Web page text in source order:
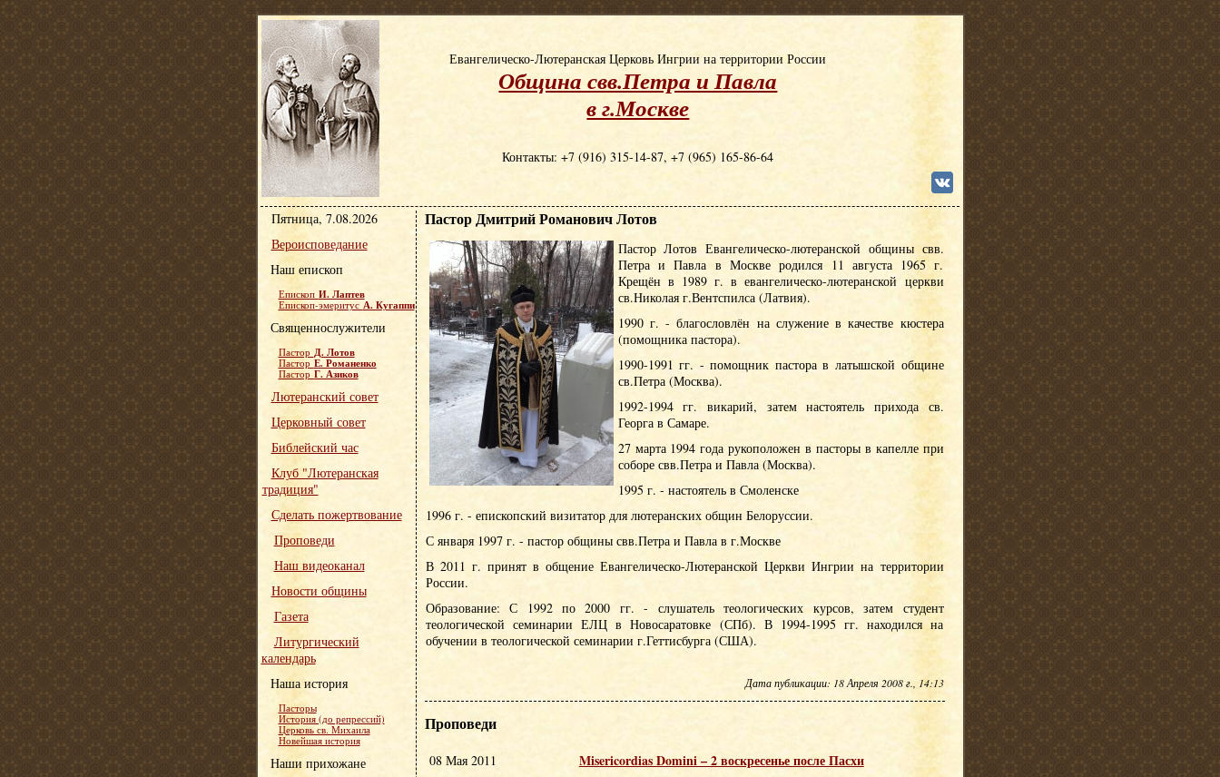
Евангелическо-Лютеранская Церковь Ингрии на территории России
Община свв.Петра и Павла
в г.Москве
Контакты: +7 (916) 315-14-87, +7 (965) 165-86-64
Пастор Дмитрий Романович Лотов
Пастор Лотов Евангелическо-лютеранской общины свв.
Петра и Павла в Москве родился 11 августа 1965 г.
Крещён в 1989 г. в евангелическо-лютеранской церкви
св.Николая г.Вентспилса (Латвия).
1990 г. - благословлён на служение в качестве кюстера
(помощника пастора).
1990-1991 гг. - помощник пастора в латышской общине
св.Петра (Москва).
1992-1994 гг. викарий, затем настоятель прихода св.
Георга в Самаре.
27 марта 1994 года рукоположен в пасторы в капелле при
соборе свв.Петра и Павла (Москва).
1995 г. - настоятель в Смоленске
1996 г. - епископский визитатор для лютеранских общин Белоруссии.
С января 1997 г. - пастор общины свв.Петра и Павла в г.Москве
В 2011 г. принят в общение Евангелическо-Лютеранской Церкви Ингрии на территории
России.
Образование: С 1992 по 2000 гг. - слушатель теологических курсов, затем студент
теологической семинарии ЕЛЦ в Новосаратовке (СПб). В 1994-1995 гг. находился на
обучении в теологической семинарии г.Геттисбурга (США).
Дата публикации: 18 Апреля 2008 г., 14:13
Проповеди
08 Мая 2011 Misericordias Domini – 2 воскресенье после Пасхи
Пятница, 7.08.2026
Вероисповедание
Наш епископ
Епископ И. Лаптев
Епископ-эмеритус А. Кугаппи
Священнослужители
Пастор Д. Лотов
Пастор Е. Романенко
Пастор Г. Азиков
Лютеранский совет
Церковный совет
Библейский час
Клуб "Лютеранская
традиция"
Сделать пожертвование
Проповеди
Наш видеоканал
Новости общины
Газета
Литургический
календарь
Наша история
Пасторы
История (до репрессий)
Церковь св. Михаила
Новейшая история
Наши прихожане